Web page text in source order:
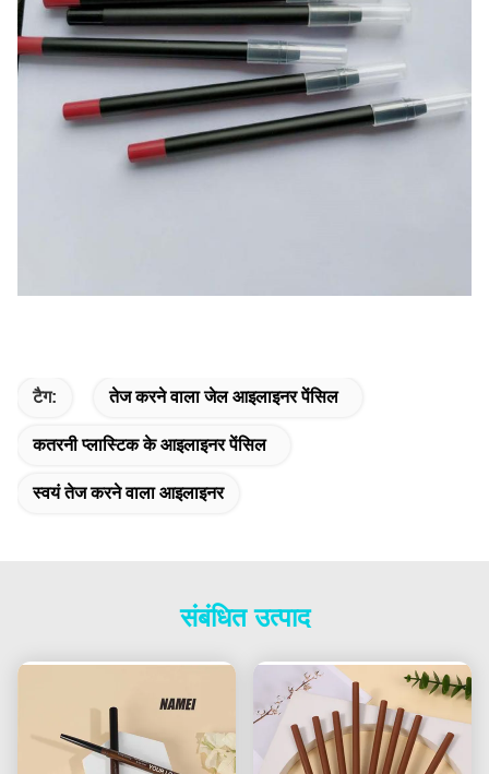
टैग: तेज करने वाला जेल आइलाइनर पेंसिल
कतरनी प्लास्टिक के आइलाइनर पेंसिल
स्वयं तेज करने वाला आइलाइनर
संबंधित उत्पाद